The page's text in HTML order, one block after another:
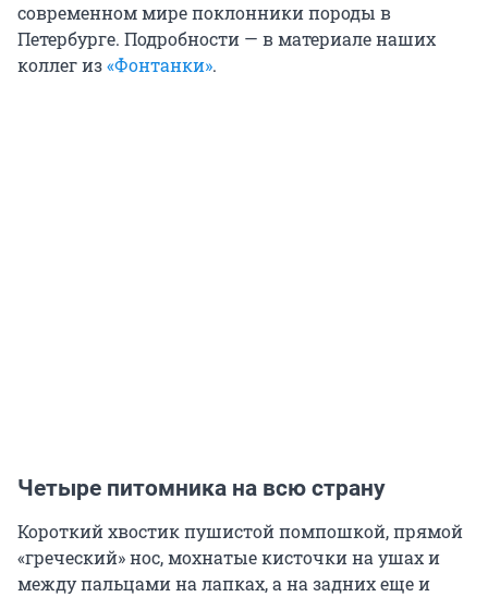
современном мире поклонники породы в
Петербурге. Подробности — в материале наших
коллег из«Фонтанки».
Четыре питомника на всю страну
Короткий хвостик пушистой помпошкой, прямой
«греческий» нос, мохнатые кисточки на ушах и
между пальцами на лапках, а на задних еще и